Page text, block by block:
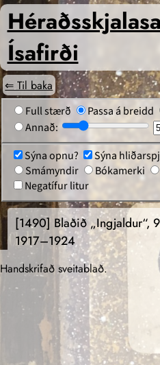
Ísafirði
⇐ Til baka
Full stærð Passa á breidd
Annað:
Sýna opnu?
Sýna
Smámyndir
Bókamerki
Negatífur litur
[1490] Blaðið „Ingjaldur“,
1917–1924
Handskrifað sveitablað.